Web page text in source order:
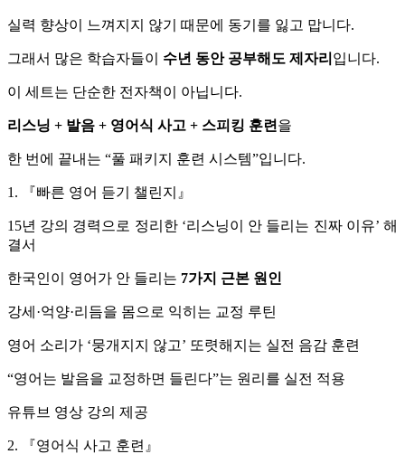
실력 향상이 느껴지지 않기 때문에 동기를 잃고 맙니다.
그래서 많은 학습자들이 수년 동안 공부해도 제자리 입니다.
이 세트는 단순한 전자책이 아닙니다.
리스닝 + 발음 + 영어식 사고 + 스피킹 훈련 을
한 번에 끝내는 “풀 패키지 훈련 시스템”입니다.
1. 『빠른 영어 듣기 챌린지』
15년 강의 경력으로 정리한 ‘리스닝이 안 들리는 진짜 이유’ 해
결서
한국인이 영어가 안 들리는 7가지 근본 원인
강세·억양·리듬을 몸으로 익히는 교정 루틴
영어 소리가 ‘뭉개지지 않고’ 또렷해지는 실전 음감 훈련
“영어는 발음을 교정하면 들린다”는 원리를 실전 적용
유튜브 영상 강의 제공
2. 『영어식 사고 훈련』